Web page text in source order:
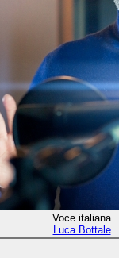
Voce italiana
Luca Bottale